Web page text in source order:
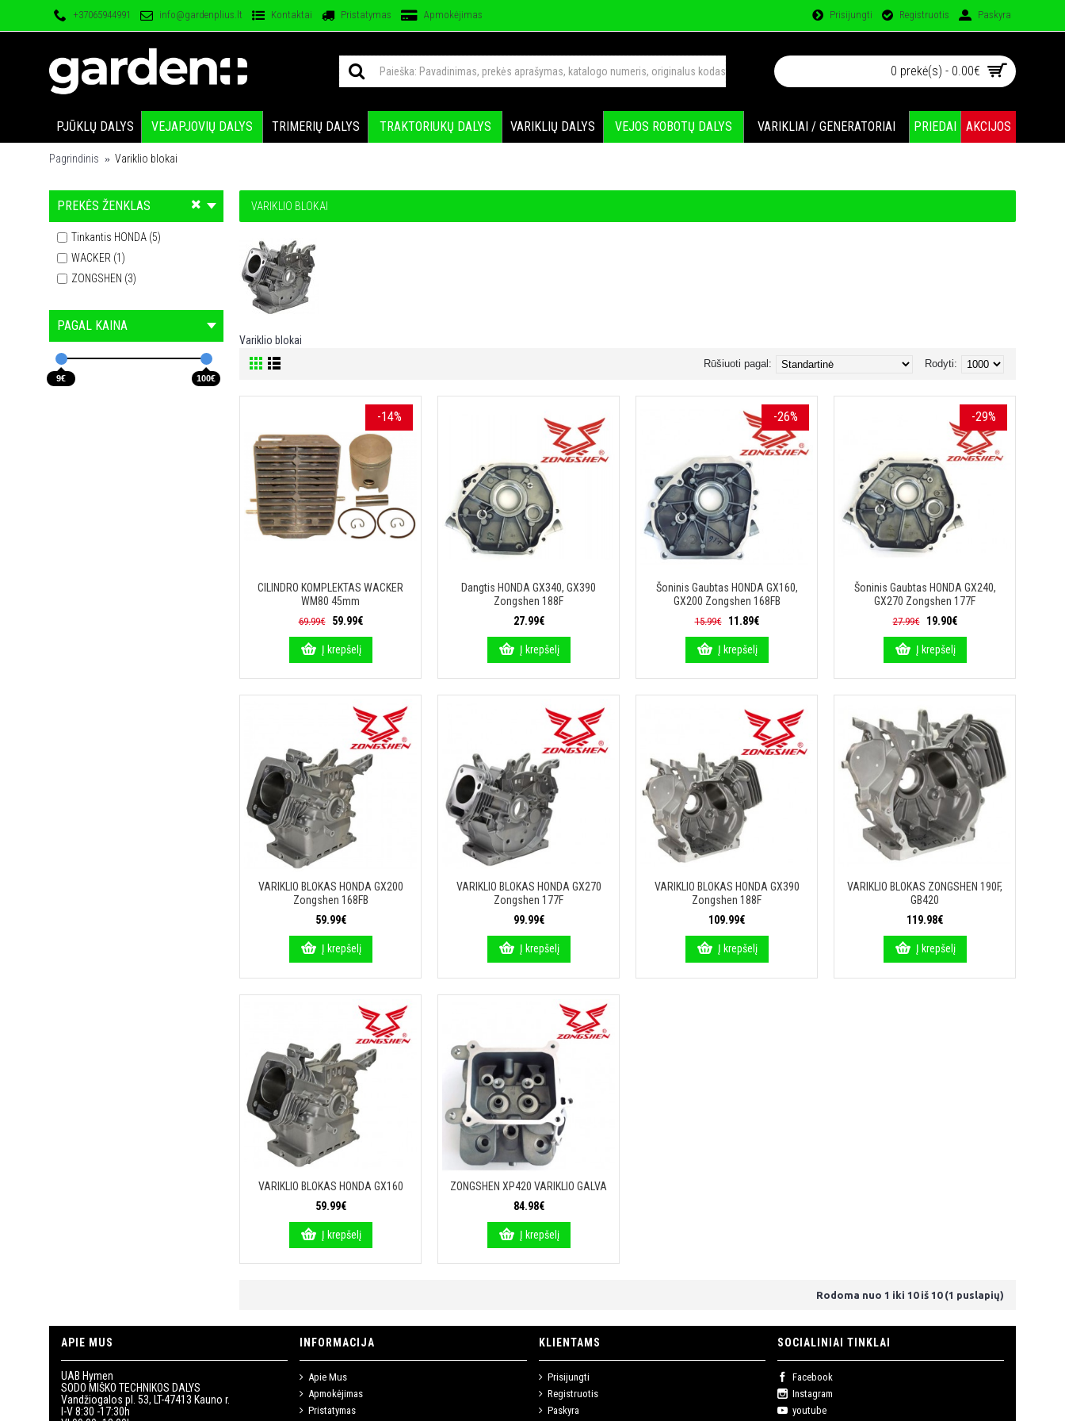
+37065944991 info@gardenplius.lt Kontaktai Pristatymas Apmokėjimas Prisijungti Registruotis Paskyra
0 prekė(s) - 0.00€
PJŪKLŲ DALYS VEJAPJOVIŲ DALYS TRIMERIŲ DALYS TRAKTORIUKŲ DALYS VARIKLIŲ DALYS VEJOS ROBOTŲ DALYS VARIKLIAI / GENERATORIAI PRIEDAI AKCIJOS
Pagrindinis Variklio blokai
PREKĖS ŽENKLAS
Tinkantis HONDA (5)
WACKER (1)
ZONGSHEN (3)
PAGAL KAINA
9€ 100€
VARIKLIO BLOKAI
Variklio blokai
Rodyti:
Rūšiuoti pagal:
-14%
CILINDRO KOMPLEKTAS WACKER
WM80 45mm
69.99€ 59.99€
Į krepšelį
Dangtis HONDA GX340, GX390
Zongshen 188F
27.99€
Į krepšelį
-26%
Šoninis Gaubtas HONDA GX160,
GX200 Zongshen 168FB
15.99€ 11.89€
Į krepšelį
-29%
Šoninis Gaubtas HONDA GX240,
GX270 Zongshen 177F
27.99€ 19.90€
Į krepšelį
VARIKLIO BLOKAS HONDA GX200
Zongshen 168FB
59.99€
Į krepšelį
VARIKLIO BLOKAS HONDA GX270
Zongshen 177F
99.99€
Į krepšelį
VARIKLIO BLOKAS HONDA GX390
Zongshen 188F
109.99€
Į krepšelį
VARIKLIO BLOKAS ZONGSHEN 190F,
GB420
119.98€
Į krepšelį
VARIKLIO BLOKAS HONDA GX160
59.99€
Į krepšelį
ZONGSHEN XP420 VARIKLIO GALVA
84.98€
Į krepšelį
Rodoma nuo 1 iki 10 iš 10 (1 puslapių)
APIE MUS
UAB Hymen
SODO MIŠKO TECHNIKOS DALYS
Vandžiogalos pl. 53, LT-47413 Kauno r.
I-V 8:30 -17:30h
INFORMACIJA
Apie Mus
Apmokėjimas
Pristatymas
KLIENTAMS
Prisijungti
Registruotis
Paskyra
SOCIALINIAI TINKLAI
Facebook
Instagram
youtube